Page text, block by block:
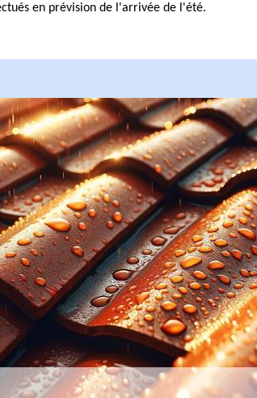
en prévision de l'arrivée de l'été.